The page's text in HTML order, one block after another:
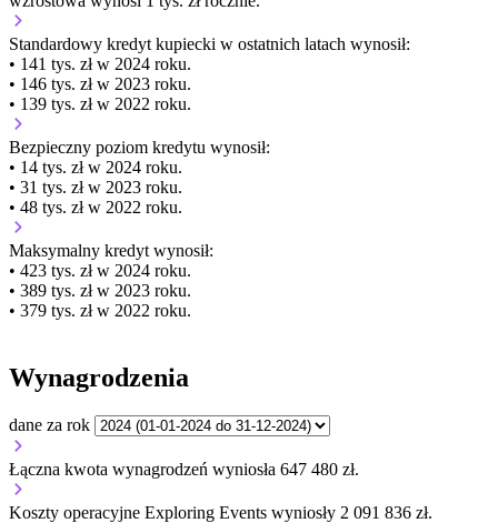
Standardowy kredyt kupiecki w ostatnich latach wynosił:
• 141 tys. zł w 2024 roku.
• 146 tys. zł w 2023 roku.
• 139 tys. zł w 2022 roku.
Bezpieczny poziom kredytu wynosił:
• 14 tys. zł w 2024 roku.
• 31 tys. zł w 2023 roku.
• 48 tys. zł w 2022 roku.
Maksymalny kredyt wynosił:
• 423 tys. zł w 2024 roku.
• 389 tys. zł w 2023 roku.
• 379 tys. zł w 2022 roku.
Wynagrodzenia
dane za rok
Łączna kwota wynagrodzeń wyniosła 647 480 zł.
Koszty operacyjne Exploring Events wyniosły 2 091 836 zł.